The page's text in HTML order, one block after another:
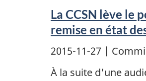
La CCSN lève le
remise en état
2015-11-27 |
À la suite d'une